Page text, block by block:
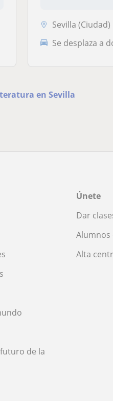
Sevilla (Ciudad)
Se desplaza a
en Sevilla
de la
Únete
Dar
Alta